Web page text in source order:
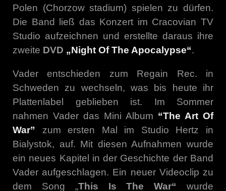
Polen (Chorzow stadium) spielen zu dürfen.
Die Band ließ das Konzert im Cracovian TV
Studio aufzeichnen und erstellte daraus ihre
zweite DVD „Night Of The Apocalypse“.
Vader entschieden zum Regain Rec. in
Schweden zu wechseln, was bis heute ihr
Plattenlabel geblieben ist. Im Sommer
nahmen Vader das Mini Album “The Art Of
War”
zum ersten Mal im Studio Hertz in
Bialystok, auf. Mit diesen Aufnahmen wurde
ein neues Kapitel in der Geschichte der Band
Vader aufgeschlagen. Ein neuer Videoclip zu
dem Song „This Is The War“ wurde